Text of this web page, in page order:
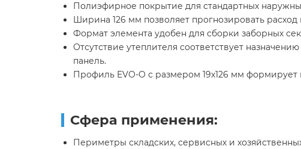
Полиэфирное покрытие для стандартных
Ширина 126 мм позволяет прогнозировать
Формат элемента удобен для сборки заборных
Отсутствие утеплителя соответствует
панель.
Профиль EVO-O с размером 19х126 мм
Сфера применения:
Периметры складских, сервисных и